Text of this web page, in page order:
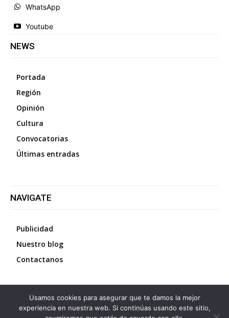
WhatsApp
Youtube
NEWS
Portada
Región
Opinión
Cultura
Convocatorias
Últimas entradas
NAVIGATE
Publicidad
Nuestro blog
Contactanos
©2026 Diario La Protesta.es- Todos los derechos
Usamos cookies para asegurar que te damos la mejor
experiencia en nuestra web. Si continúas usando este sitio,